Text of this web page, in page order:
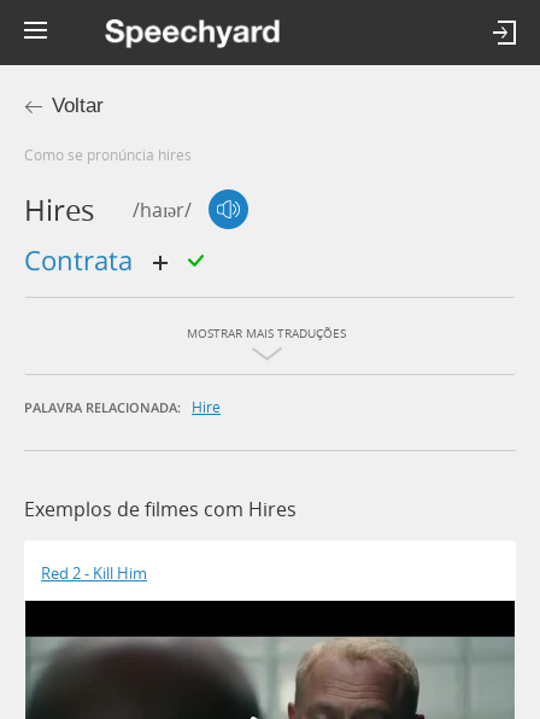
Voltar
Como se pronúncia hires
Hires /haɪər/
contrata
MOSTRAR MAIS TRADUÇÕES
PALAVRA RELACIONADA: Hire
Exemplos de filmes com Hires
Red 2 - Kill Him